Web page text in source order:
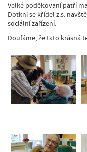
Velké poděkovaní patří
Dotkni se křídel z.s.
sociální zařízení.
Doufáme, že tato krásná